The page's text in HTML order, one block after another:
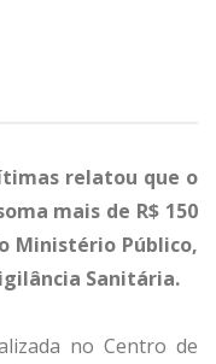
relatou que o
mais de R$ 150
Ministério Público,
Sanitária.
no Centro de